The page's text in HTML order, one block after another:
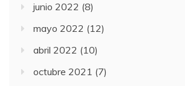
junio 2022 (8)
mayo 2022 (12)
abril 2022 (10)
octubre 2021 (7)